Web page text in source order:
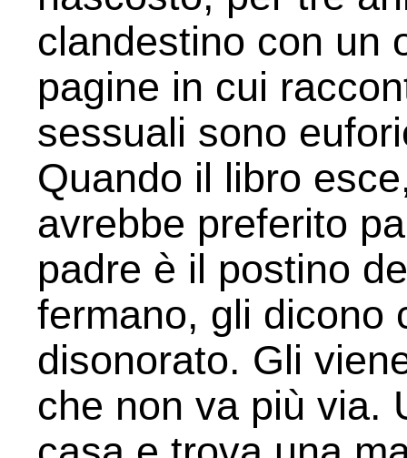
clandestino con un
pagine in cui
sessuali sono
Quando il libro
avrebbe preferito
padre è il postino
fermano, gli dicono
disonorato. Gli
che non va più via.